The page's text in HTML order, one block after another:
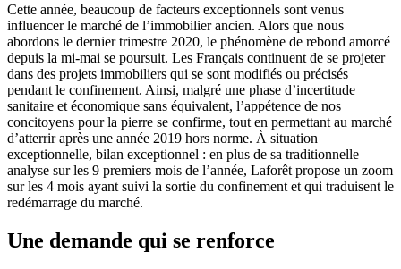
Cette année, beaucoup de facteurs exceptionnels sont venus
influencer le marché de l’immobilier ancien. Alors que nous
abordons le dernier trimestre 2020, le phénomène de rebond amorcé
depuis la mi-mai se poursuit. Les Français continuent de se projeter
dans des projets immobiliers qui se sont modifiés ou précisés
pendant le confinement. Ainsi, malgré une phase d’incertitude
sanitaire et économique sans équivalent, l’appétence de nos
concitoyens pour la pierre se confirme, tout en permettant au marché
d’atterrir après une année 2019 hors norme. À situation
exceptionnelle, bilan exceptionnel : en plus de sa traditionnelle
analyse sur les 9 premiers mois de l’année, Laforêt propose un zoom
sur les 4 mois ayant suivi la sortie du confinement et qui traduisent le
redémarrage du marché.
Une demande qui se renforce